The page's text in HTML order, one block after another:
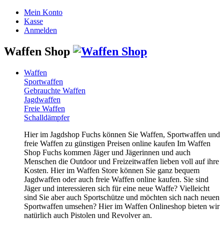
Mein Konto
Kasse
Anmelden
Waffen Shop
Waffen
Sportwaffen
Gebrauchte Waffen
Jagdwaffen
Freie Waffen
Schalldämpfer
Hier im Jagdshop Fuchs können Sie Waffen, Sportwaffen und
freie Waffen zu günstigen Preisen online kaufen Im Waffen
Shop Fuchs kommen Jäger und Jägerinnen und auch
Menschen die Outdoor und Freizeitwaffen lieben voll auf ihre
Kosten. Hier im Waffen Store können Sie ganz bequem
Jagdwaffen oder auch freie Waffen online kaufen. Sie sind
Jäger und interessieren sich für eine neue Waffe? Vielleicht
sind Sie aber auch Sportschütze und möchten sich nach neuen
Sportwaffen umsehen? Hier im Waffen Onlineshop bieten wir
natürlich auch Pistolen und Revolver an.